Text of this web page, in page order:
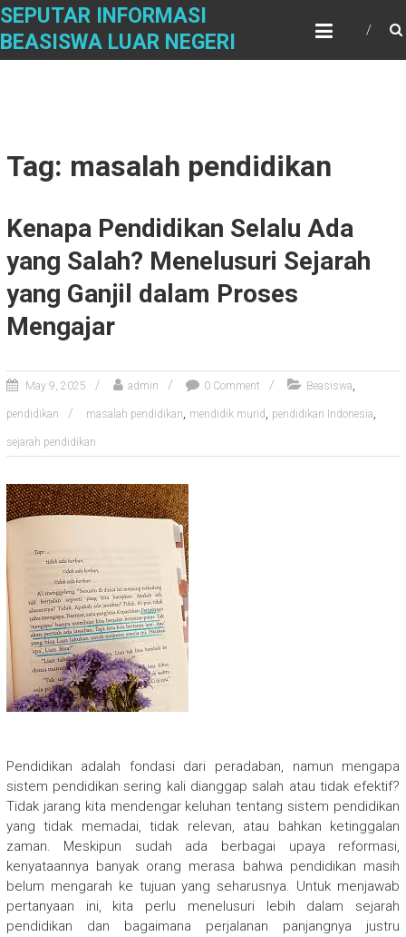
Skip
content
SEPUTAR INFORMASI
BEASISWA LUAR NEGERI
Tag: masalah pendidikan
Kenapa Pendidikan Selalu Ada
yang Salah? Menelusuri Sejarah
yang Ganjil dalam Proses
Mengajar
May 9, 2025 admin 0 Comment Beasiswa,
pendidikan masalah pendidikan, mendidik murid , pendidikan Indonesia,
sejarah pendidikan
Pendidikan adalah fondasi dari peradaban, namun mengapa
sistem pendidikan sering kali dianggap salah atau tidak efektif?
Tidak jarang kita mendengar keluhan tentang sistem pendidikan
yang tidak memadai, tidak relevan, atau bahkan ketinggalan
zaman. Meskipun sudah ada berbagai upaya reformasi,
kenyataannya banyak orang merasa bahwa pendidikan masih
belum mengarah ke tujuan yang seharusnya. Untuk menjawab
pertanyaan ini, kita perlu menelusuri lebih dalam sejarah
pendidikan dan bagaimana perjalanan panjangnya justru